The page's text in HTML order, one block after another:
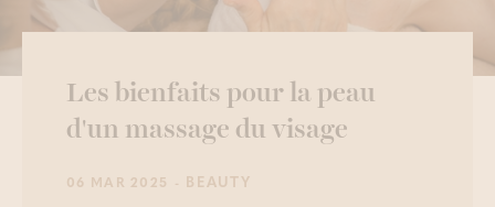
Les bienfaits pour la peau
d'un massage du visage
06 MAR 2025 - BEAUTY